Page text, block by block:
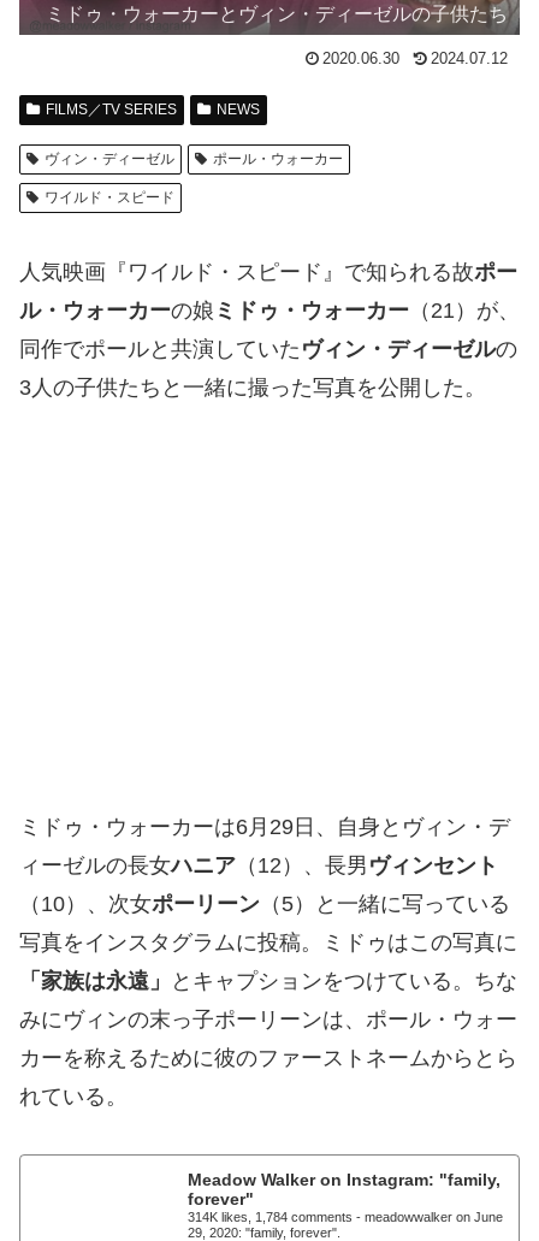
ミドゥ・ウォーカーとヴィン・ディーゼルの子供たち
2020.06.30 2024.07.12
FILMS／TV SERIES NEWS
ヴィン・ディーゼル ポール・ウォーカー
ワイルド・スピード
人気映画『ワイルド・スピード』で知られる故ポー
ル・ウォーカーの娘 ミドゥ・ウォーカー （21）が、
同作でポールと共演していた ヴィン・ディーゼルの
3人の子供たちと一緒に撮った写真を公開した。
ミドゥ・ウォーカーは6月29日、自身とヴィン・デ
ィーゼルの長女ハニア （12）、長男 ヴィンセント
（10）、次女ポーリーン （5）と一緒に写っている
写真をインスタグラムに投稿。ミドゥはこの写真に
「家族は永遠」
とキャプションをつけている。ちな
みにヴィンの末っ子ポーリーンは、ポール・ウォー
カーを称えるために彼のファーストネームからとら
れている。
Meadow Walker on Instagram: "family,
forever"
314K likes, 1,784 comments - meadowwalker on June
29, 2020: "family, forever".